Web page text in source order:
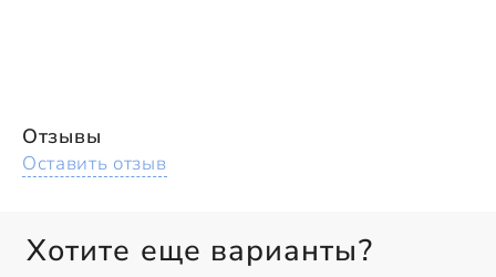
Отзывы
Оставить отзыв
Хотите еще варианты?